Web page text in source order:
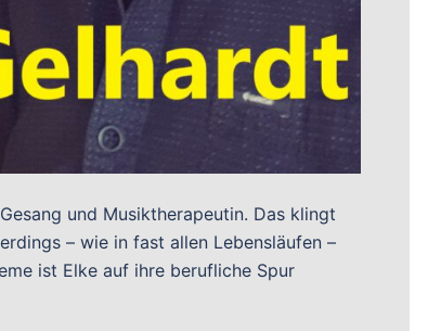
und Musiktherapeutin. Das klingt
– wie in fast allen Lebensläufen –
ist Elke auf ihre berufliche Spur